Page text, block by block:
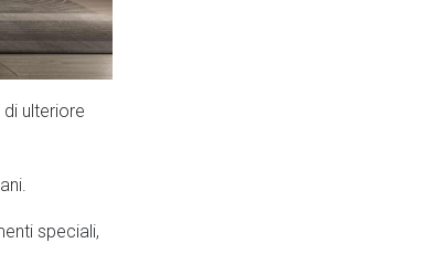
ulteriore
speciali,